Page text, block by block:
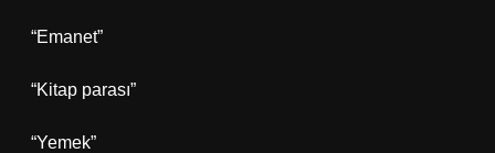
“Emanet”
“Kitap parası”
“Yemek”